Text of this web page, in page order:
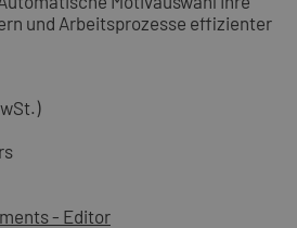
und Arbeitsprozesse effizienter
- Editor